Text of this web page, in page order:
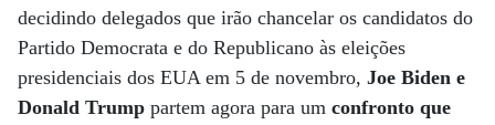
decidindo delegados que irão chancelar os candidatos do
Partido Democrata e do Republicano às eleições
presidenciais dos EUA em 5 de novembro, Joe Biden e
Donald Trump partem agora para um confronto que